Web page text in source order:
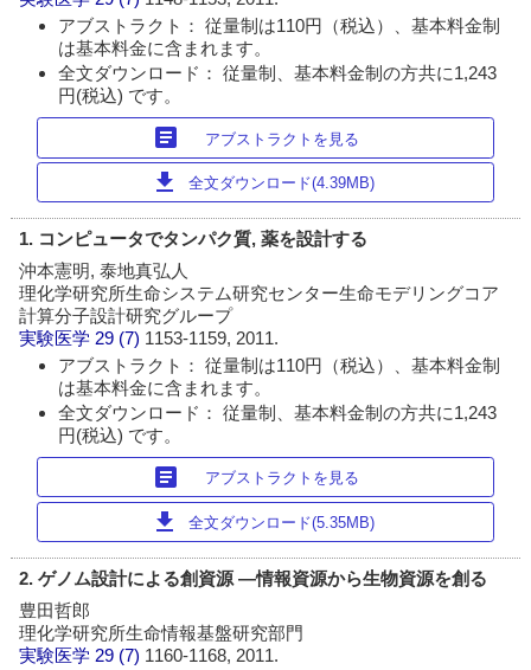
アブストラクト： 従量制は110円（税込）、基本料金制
は基本料金に含まれます。
全文ダウンロード： 従量制、基本料金制の方共に1,243
円(税込) です。
article アブストラクトを見る
download 全文ダウンロード(4.39MB)
1. コンピュータでタンパク質, 薬を設計する
沖本憲明, 泰地真弘人
理化学研究所生命システム研究センター生命モデリングコア
計算分子設計研究グループ
実験医学 29 (7) 1153-1159, 2011.
アブストラクト： 従量制は110円（税込）、基本料金制
は基本料金に含まれます。
全文ダウンロード： 従量制、基本料金制の方共に1,243
円(税込) です。
article アブストラクトを見る
download 全文ダウンロード(5.35MB)
2. ゲノム設計による創資源 ―情報資源から生物資源を創る
豊田哲郎
理化学研究所生命情報基盤研究部門
実験医学 29 (7) 1160-1168, 2011.